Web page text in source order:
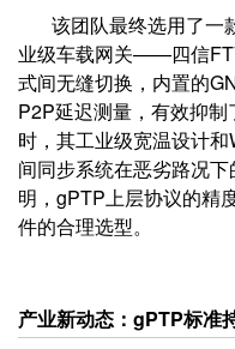
该团队最终选用了一
业级车载网关——四信
式间无缝切换，内置的
P2P延迟测量，有效抑
时，其工业级宽温设计
间同步系统在恶劣路况
明，gPTP上层协议的精
件的合理选型。
产业新动态：gPTP标准